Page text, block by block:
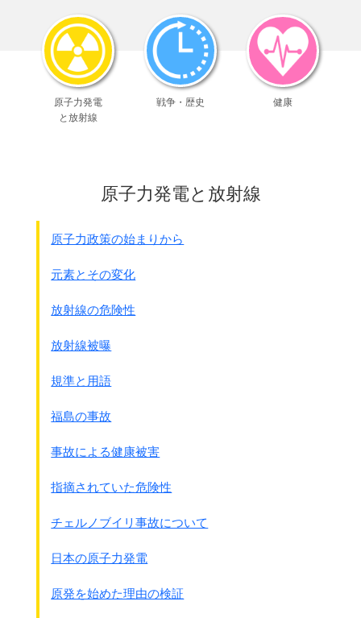
高橋部隊と称していました。
1936年(1938年？)に天皇の軍令によって
孟家屯に移転して正式に関東軍軍馬防疫廠となりました。
●在満兵備充実に対する意見 1936年4月23日、
関東軍参謀長板垣征四郎から
傷病馬の収療、防疫、細菌戦対策の
研究機関たらしむる如く関東軍軍獣防疫廠を新設す
駐屯地は寛城付近とす
隊員、研究者はすでに800人、
日本国内における本部は陸軍獣医学校です。
731部隊が出来たと同じ様に、
初代廠長(部隊長)は高島一雄獣医大佐です。
731部隊の第25201部隊から始って
(猛家屯に移転するまで、そして高島が再度部隊長
高島一雄獣医大佐
隊員の数は906名で組織は
2つの課があり、総務・内勤･医療・衛生等と、栽培実験
原子力発電
と放射線
戦争・歴史 健康
原子力発電と放射線
原子力政策の始まりから
元素とその変化
放射線の危険性
放射線被曝
規準と用語
福島の事故
事故による健康被害
指摘されていた危険性
チェルノブイリ事故について
日本の原子力発電
原発を始めた理由の検証